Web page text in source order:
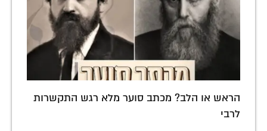
הראש או הלב? מכתב סוער מלא רגש התקשרות
לרבי